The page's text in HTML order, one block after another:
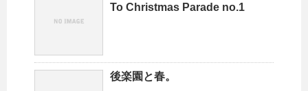
To Christmas Parade no.1
後楽園と春。